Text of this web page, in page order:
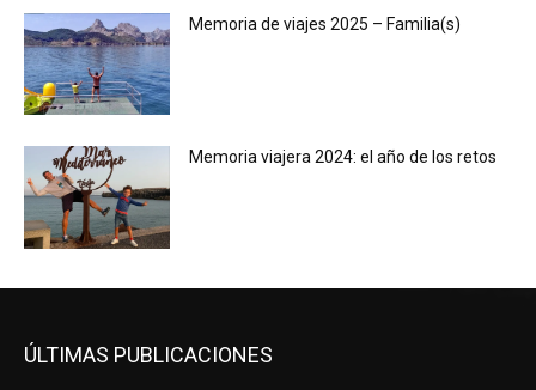
Memoria de viajes 2025 – Familia(s)
Memoria viajera 2024: el año de los retos
ÚLTIMAS PUBLICACIONES